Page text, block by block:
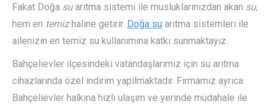
Fakat Doğa suarıtma sistemi ile musluklarınızdan akan su,
hem en temizhaline getirir. Doğa su arıtma sistemleri ile
ailenizin en temiz su kullanımına katkı sunmaktayız.
Bahçelievler ilçesindeki vatandaşlarımız için su arıtma
cihazlarında özel indirim yapılmaktadır. Firmamız ayrıca
Bahçelievler halkına hızlı ulaşım ve yerinde müdahale ile